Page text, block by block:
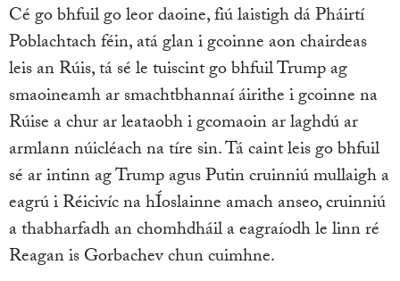
Cé go bhfuil go leor daoine, fiú laistigh dá Pháirtí
Poblachtach féin, atá glan i gcoinne aon chairdeas
leis an Rúis, tá sé le tuiscint go bhfuil Trump ag
smaoineamh ar smachtbhannaí áirithe i gcoinne na
Rúise a chur ar leataobh i gcomaoin ar laghdú ar
armlann núicléach na tíre sin. Tá caint leis go bhfuil
sé ar intinn ag Trump agus Putin cruinniú mullaigh a
eagrú i Réicivíc na hÍoslainne amach anseo, cruinniú
a thabharfadh an chomhdháil a eagraíodh le linn ré
Reagan is Gorbachev chun cuimhne.